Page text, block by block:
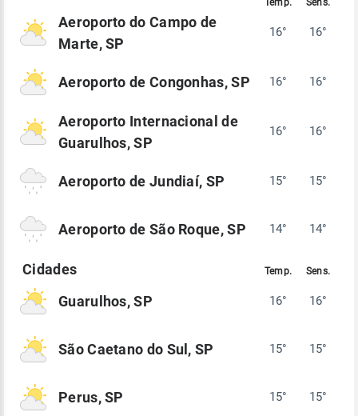
Aeroporto do Campo de
Marte, SP
16° 16°
Aeroporto de Congonhas, SP 16° 16°
Aeroporto Internacional de
Guarulhos, SP
16° 16°
Aeroporto de Jundiaí, SP 15° 15°
Aeroporto de São Roque, SP 14° 14°
Guarulhos, SP 16° 16°
São Caetano do Sul, SP 15° 15°
Perus, SP 15° 15°